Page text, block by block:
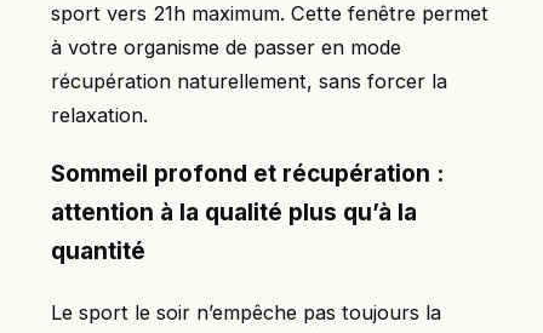
sport vers 21h maximum. Cette fenêtre permet
à votre organisme de passer en mode
récupération naturellement, sans forcer la
relaxation.
Sommeil profond et récupération :
attention à la qualité plus qu’à la
quantité
Le sport le soir n’empêche pas toujours la